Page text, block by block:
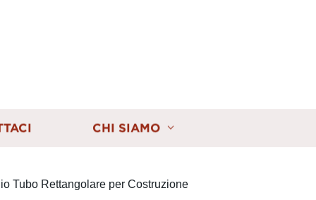
CHI SIAMO
Tubo Rettangolare per Costruzione